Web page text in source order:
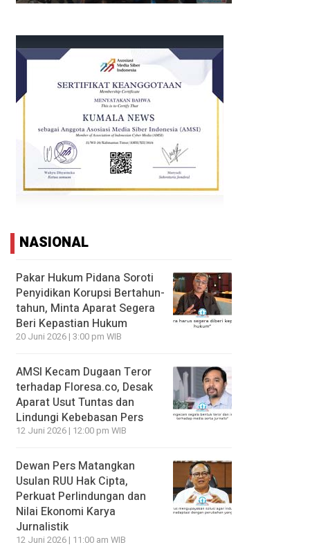
NASIONAL
Pakar Hukum Pidana Soroti
Penyidikan Korupsi Bertahun-
tahun, Minta Aparat Segera
Beri Kepastian Hukum
20 Juni 2026 | 3:00 pm WIB
AMSI Kecam Dugaan Teror
terhadap Floresa.co, Desak
Aparat Usut Tuntas dan
Lindungi Kebebasan Pers
12 Juni 2026 | 12:00 pm WIB
Dewan Pers Matangkan
Usulan RUU Hak Cipta,
Perkuat Perlindungan dan
Nilai Ekonomi Karya
Jurnalistik
12 Juni 2026 | 11:00 am WIB